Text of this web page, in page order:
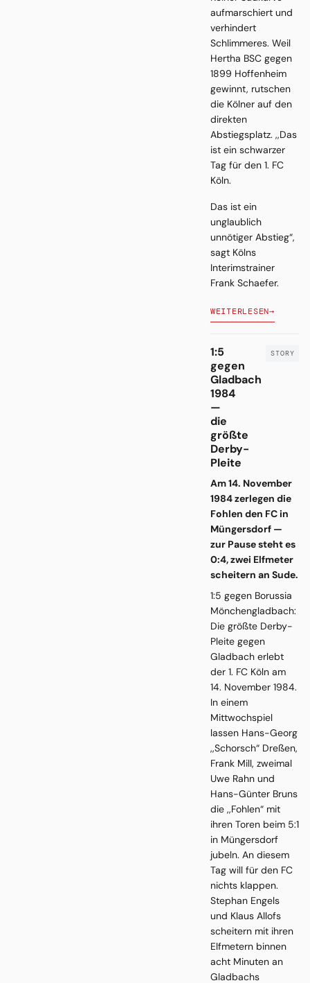
aufmarschiert und
verhindert
Schlimmeres. Weil
Hertha BSC gegen
1899 Hoffenheim
gewinnt, rutschen
die Kölner auf den
direkten
Abstiegsplatz. ,,Das
ist ein schwarzer
Tag für den 1. FC
Köln.
Das ist ein
unglaublich
unnötiger Abstieg“,
sagt Kölns
Interimstrainer
Frank Schaefer.
WEITERLESEN→
1:5
gegen
Gladbach
1984
—
die
größte
Derby-
Pleite
Am 14. November
1984 zerlegen die
Fohlen den FC in
Müngersdorf —
zur Pause steht es
0:4, zwei Elfmeter
scheitern an Sude.
1:5 gegen Borussia
Mönchengladbach:
Die größte Derby-
Pleite gegen
Gladbach erlebt
der 1. FC Köln am
14. November 1984.
In einem
Mittwochspiel
lassen Hans-Georg
,,Schorsch“ Dreßen,
Frank Mill, zweimal
Uwe Rahn und
Hans-Günter Bruns
die ,,Fohlen“ mit
ihren Toren beim 5:1
in Müngersdorf
jubeln. An diesem
Tag will für den FC
nichts klappen.
Stephan Engels
und Klaus Allofs
scheitern mit ihren
Elfmetern binnen
acht Minuten an
Gladbachs